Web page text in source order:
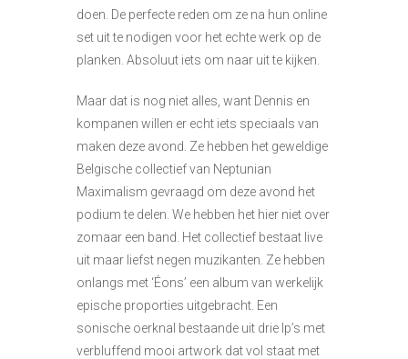
doen. De perfecte reden om ze na hun online
set uit te nodigen voor het echte werk op de
planken. Absoluut iets om naar uit te kijken.
Maar dat is nog niet alles, want Dennis en
kompanen willen er echt iets speciaals van
maken deze avond. Ze hebben het geweldige
Belgische collectief van Neptunian
Maximalism gevraagd om deze avond het
podium te delen. We hebben het hier niet over
zomaar een band. Het collectief bestaat live
uit maar liefst negen muzikanten. Ze hebben
onlangs met ‘Éons’ een album van werkelijk
epische proporties uitgebracht. Een
sonische oerknal bestaande uit drie lp’s met
verbluffend mooi artwork dat vol staat met